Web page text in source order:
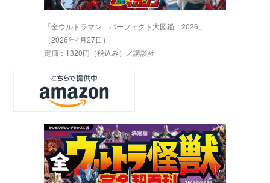
「全ウルトラマン パーフェクト大図鑑 2026」
（2026年4月27日）
定価：1320円（税込み）／講談社